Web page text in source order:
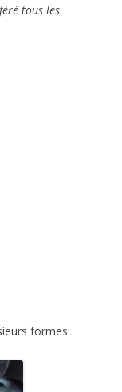
tous les
formes: